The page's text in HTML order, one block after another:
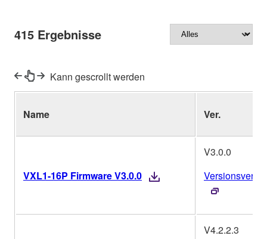
415 Ergebnisse
Kann gescrollt werden
Name Ver.
VXL1-16P Firmware V3.0.0
V3.0.0
V4.2.2.3